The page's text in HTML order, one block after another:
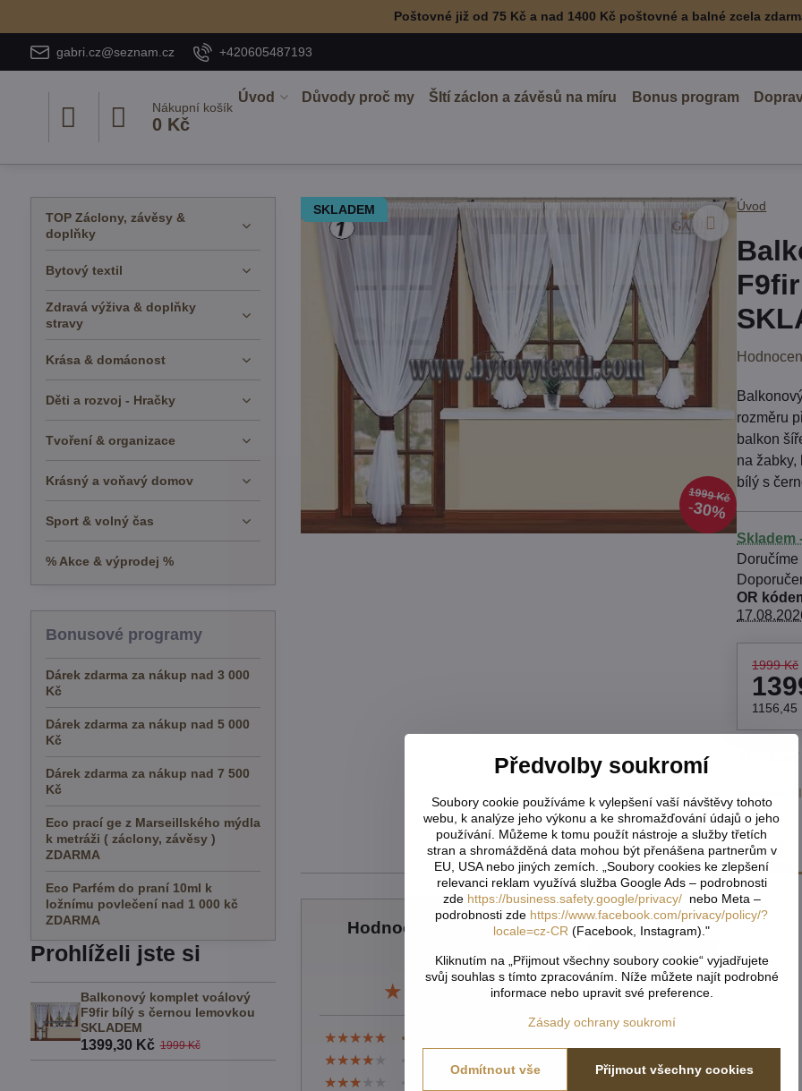
Poštovné již od 75 Kč a nad 1400 Kč poštovné a balné zcela
gabri.cz@seznam.cz +420605487193
Nákupní košík
0 Kč
Úvod Důvody proč my ŠItí záclon a závěsů na míru Bonus program
SKLADEM
1999 Kč
30%
Úvod
rozměru
balkon
na žabky,
bílý s
Skladem
OR
1999 Kč
1156,45
Recenze 0
Hodnocení produktu
5/5
★★★★★
★★★★★
★★★★★
★★★★★
★★★★★
★★★★★
★★★★★
★★★★★
★★★★★
★★★★★
★★★★★
★★★★★
Žádné recenze
Přidat recenzi
TOP Záclony, závěsy &
doplňky
Bytový textil
Zdravá výživa & doplňky
stravy
Krása & domácnost
Děti a rozvoj - Hračky
Tvoření & organizace
Krásný a voňavý domov
Sport & volný čas
% Akce & výprodej %
Bonusové programy
Dárek zdarma za nákup nad 3 000
Kč
Dárek zdarma za nákup nad 5 000
Kč
Dárek zdarma za nákup nad 7 500
Kč
Eco prací ge z Marseillského mýdla
k metráži ( záclony, závěsy )
ZDARMA
Eco Parfém do praní 10ml k
ložnímu povlečení nad 1 000 kč
ZDARMA
Prohlíželi jste si
Balkonový komplet voálový
F9fir bílý s černou lemovkou
SKLADEM
1399,30 Kč 1999 Kč
Předvolby soukromí
Soubory cookie používáme k vylepšení vaší návštěvy tohoto
webu, k analýze jeho výkonu a ke shromažďování údajů o jeho
používání. Můžeme k tomu použít nástroje a služby třetích
stran a shromážděná data mohou být přenášena partnerům v
EU, USA nebo jiných zemích. „Soubory cookies ke zlepšení
relevanci reklam využívá služba Google Ads – podrobnosti
zde https://business.safety.google/privacy/nebo Meta –
podrobnosti zde https://www.facebook.com/privacy/policy/?
locale=cz-CR (Facebook, Instagram)."
Kliknutím na „Přijmout všechny soubory cookie“ vyjadřujete
svůj souhlas s tímto zpracováním. Níže můžete najít podrobné
informace nebo upravit své preference.
Zásady ochrany soukromí
Přijmout všechny cookies
Odmítnout vše